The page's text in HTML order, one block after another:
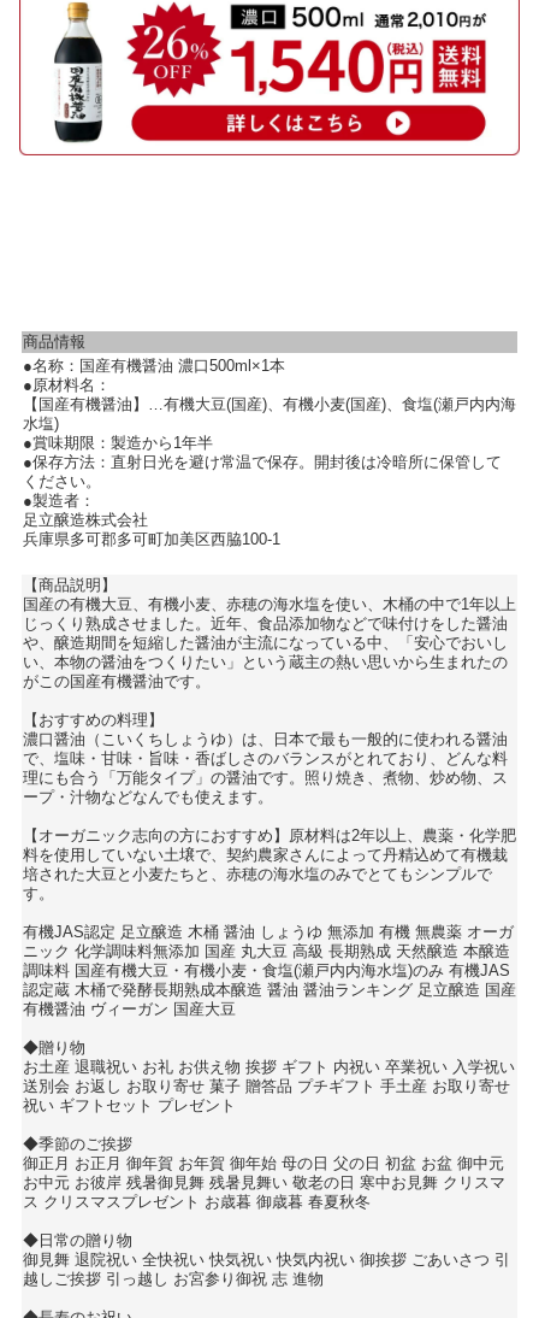
商品情報
●名称：国産有機醤油 濃口500ml×1本
●原材料名：
【国産有機醤油】…有機大豆(国産)、有機小麦(国産)、食塩(瀬戸内内海
水塩)
●賞味期限：製造から1年半
●保存方法：直射日光を避け常温で保存。開封後は冷暗所に保管して
ください。
●製造者：
足立醸造株式会社
兵庫県多可郡多可町加美区西脇100-1
【商品説明】
国産の有機大豆、有機小麦、赤穂の海水塩を使い、木桶の中で1年以上
じっくり熟成させました。近年、食品添加物などで味付けをした醤油
や、醸造期間を短縮した醤油が主流になっている中、「安心でおいし
い、本物の醤油をつくりたい」という蔵主の熱い思いから生まれたの
がこの国産有機醤油です。
【おすすめの料理】
濃口醤油（こいくちしょうゆ）は、日本で最も一般的に使われる醤油
で、塩味・甘味・旨味・香ばしさのバランスがとれており、どんな料
理にも合う「万能タイプ」の醤油です。照り焼き、煮物、炒め物、ス
ープ・汁物などなんでも使えます。
【オーガニック志向の方におすすめ】原材料は2年以上、農薬・化学肥
料を使用していない土壌で、契約農家さんによって丹精込めて有機栽
培された大豆と小麦たちと、赤穂の海水塩のみでとてもシンプルで
す。
有機JAS認定 足立醸造 木桶 醤油 しょうゆ 無添加 有機 無農薬 オーガ
ニック 化学調味料無添加 国産 丸大豆 高級 長期熟成 天然醸造 本醸造
調味料 国産有機大豆・有機小麦・食塩(瀬戸内内海水塩)のみ 有機JAS
認定蔵 木桶で発酵長期熟成本醸造 醤油 醤油ランキング 足立醸造 国産
有機醤油 ヴィーガン 国産大豆
◆贈り物
お土産 退職祝い お礼 お供え物 挨拶 ギフト 内祝い 卒業祝い 入学祝い
送別会 お返し お取り寄せ 菓子 贈答品 プチギフト 手土産 お取り寄せ
祝い ギフトセット プレゼント
◆季節のご挨拶
御正月 お正月 御年賀 お年賀 御年始 母の日 父の日 初盆 お盆 御中元
お中元 お彼岸 残暑御見舞 残暑見舞い 敬老の日 寒中お見舞 クリスマ
ス クリスマスプレゼント お歳暮 御歳暮 春夏秋冬
◆日常の贈り物
御見舞 退院祝い 全快祝い 快気祝い 快気内祝い 御挨拶 ごあいさつ 引
越しご挨拶 引っ越し お宮参り御祝 志 進物